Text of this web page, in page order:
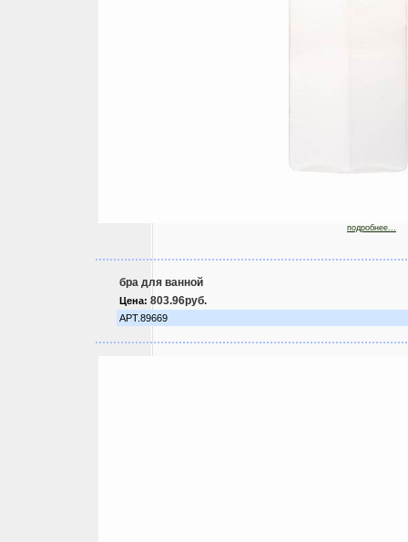
подробнее...
бра для ванной
Цена: 803.96руб.
АРТ.89669